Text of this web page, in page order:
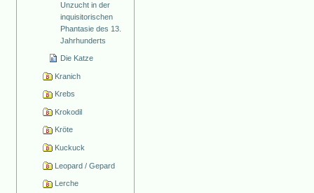
Unzucht in der
inquisitorischen
Phantasie des 13.
Jahrhunderts
Die Katze
Kranich
Krebs
Krokodil
Kröte
Kuckuck
Leopard / Gepard
Lerche